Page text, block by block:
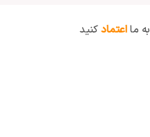
به مااعتمادکنید